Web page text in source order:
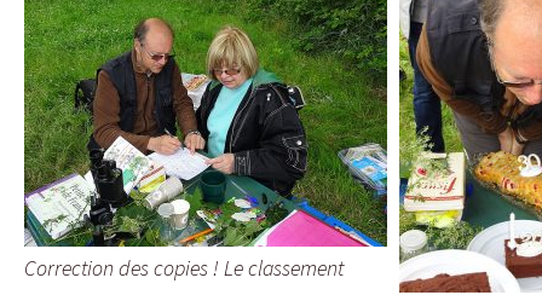
Correction des copies ! Le classement